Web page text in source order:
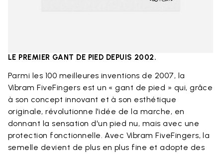
LE PREMIER GANT DE PIED DEPUIS 2002.​
Parmi les 100 meilleures inventions de 2007, la
Vibram FiveFingers est un « gant de pied » qui, grâce
à son concept innovant et à son esthétique
originale, révolutionne l'idée de la marche, en
donnant la sensation d'un pied nu, mais avec une
protection fonctionnelle. Avec Vibram FiveFingers, la
semelle devient de plus en plus fine et adopte des